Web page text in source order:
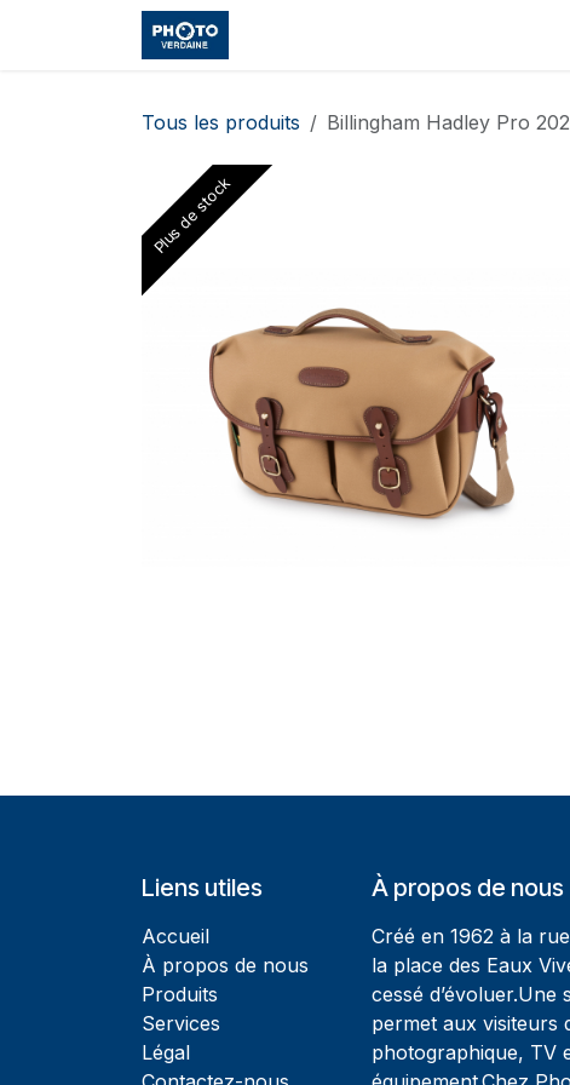
Se rendre au contenu
Tous les produits Billingham Hadley Pro
Plus de stock
Liens utiles
Accueil
À propos de nous
Produits
Services
Légal
À propos de nous
Créé en 1962 à la
la place des Eaux
cessé d’évoluer.Une
permet aux visiteurs
photographique, TV